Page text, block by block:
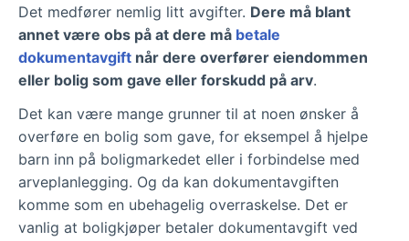
Det medfører nemlig litt avgifter. Dere må blant
annet være obs på at dere må betale
dokumentavgift når dere overfører eiendommen
eller bolig som gave eller forskudd på arv.
Det kan være mange grunner til at noen ønsker å
overføre en bolig som gave, for eksempel å hjelpe
barn inn på boligmarkedet eller i forbindelse med
arveplanlegging. Og da kan dokumentavgiften
komme som en ubehagelig overraskelse. Det er
vanlig at boligkjøper betaler dokumentavgift ved